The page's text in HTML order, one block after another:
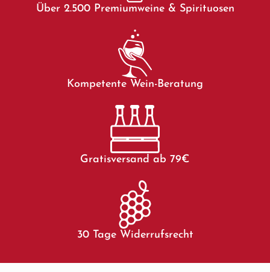
Über 2.500 Premiumweine & Spirituosen
Kompetente Wein-Beratung
Gratisversand ab 79€
30 Tage Widerrufsrecht